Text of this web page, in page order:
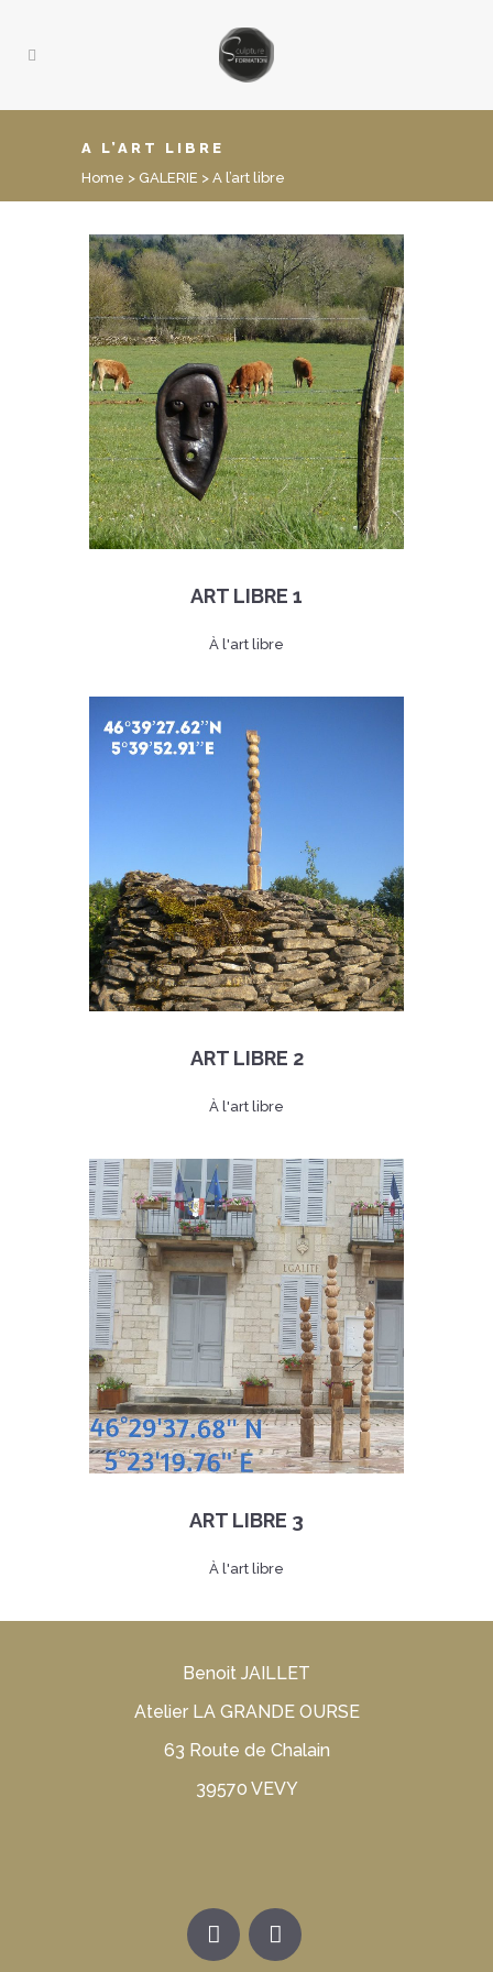
A L’ART LIBRE
Home > GALERIE > A l’art libre
ART LIBRE 1
À l'art libre
ART LIBRE 2
À l'art libre
ART LIBRE 3
À l'art libre
Benoit JAILLET
Atelier LA GRANDE OURSE
63 Route de Chalain
39570 VEVY